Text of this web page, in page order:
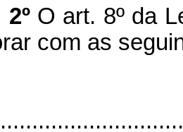
O art. 8º da
com as